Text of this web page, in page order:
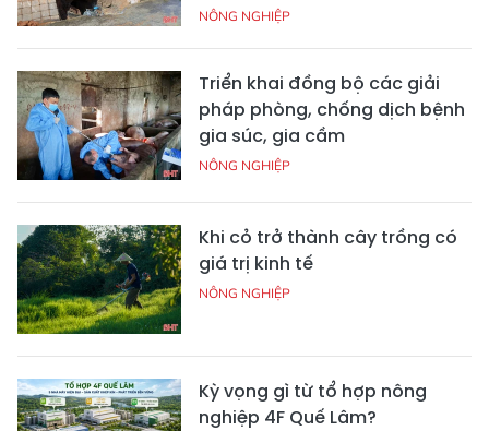
NÔNG NGHIỆP
Triển khai đồng bộ các giải
pháp phòng, chống dịch bệnh
gia súc, gia cầm
NÔNG NGHIỆP
Khi cỏ trở thành cây trồng có
giá trị kinh tế
NÔNG NGHIỆP
Kỳ vọng gì từ tổ hợp nông
nghiệp 4F Quế Lâm?